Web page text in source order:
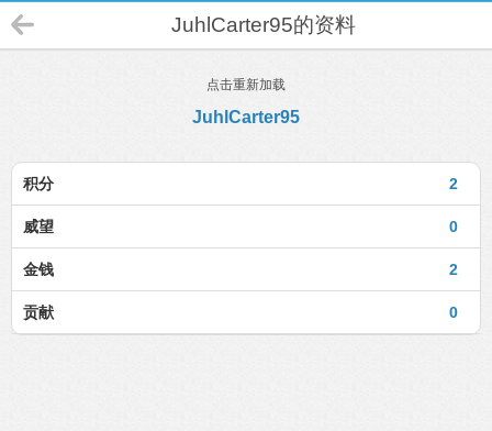
JuhlCarter95的资料
点击重新加载
JuhlCarter95
2
积分
0
威望
2
金钱
0
贡献